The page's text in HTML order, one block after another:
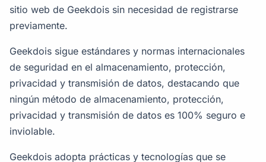
sitio web de Geekdois sin necesidad de registrarse
previamente.
Geekdois sigue estándares y normas internacionales
de seguridad en el almacenamiento, protección,
privacidad y transmisión de datos, destacando que
ningún método de almacenamiento, protección,
privacidad y transmisión de datos es 100% seguro e
inviolable.
Geekdois adopta prácticas y tecnologías que se